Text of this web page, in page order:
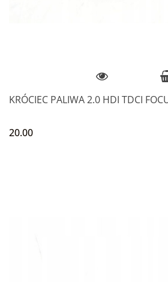
KRÓCIEC PALIWA 2.0 HDI TDCI
20.00